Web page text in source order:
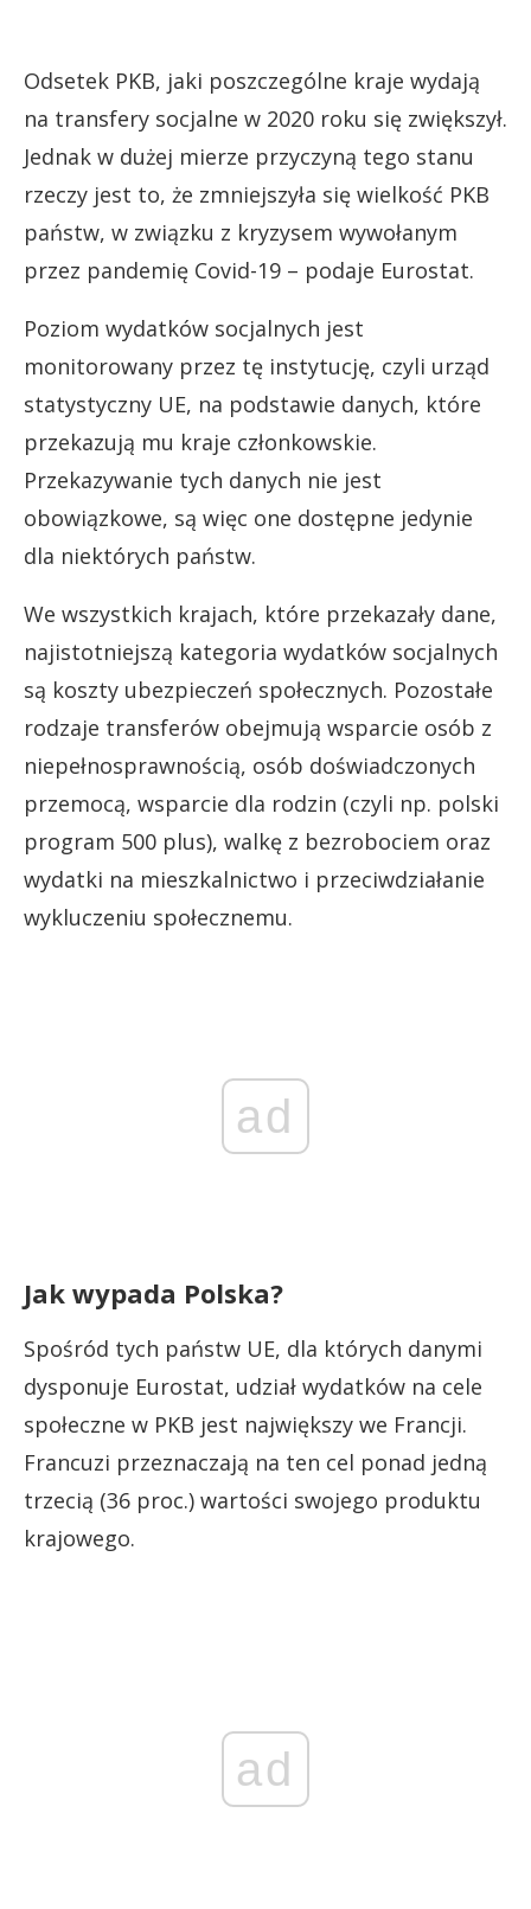
Odsetek PKB, jaki poszczególne kraje wydają
na transfery socjalne w 2020 roku się zwiększył.
Jednak w dużej mierze przyczyną tego stanu
rzeczy jest to, że zmniejszyła się wielkość PKB
państw, w związku z kryzysem wywołanym
przez pandemię Covid-19 – podaje Eurostat.
Poziom wydatków socjalnych jest
monitorowany przez tę instytucję, czyli urząd
statystyczny UE, na podstawie danych, które
przekazują mu kraje członkowskie.
Przekazywanie tych danych nie jest
obowiązkowe, są więc one dostępne jedynie
dla niektórych państw.
We wszystkich krajach, które przekazały dane,
najistotniejszą kategoria wydatków socjalnych
są koszty ubezpieczeń społecznych. Pozostałe
rodzaje transferów obejmują wsparcie osób z
niepełnosprawnością, osób doświadczonych
przemocą, wsparcie dla rodzin (czyli np. polski
program 500 plus), walkę z bezrobociem oraz
wydatki na mieszkalnictwo i przeciwdziałanie
wykluczeniu społecznemu.
ad
Jak wypada Polska?
Spośród tych państw UE, dla których danymi
dysponuje Eurostat, udział wydatków na cele
społeczne w PKB jest największy we Francji.
Francuzi przeznaczają na ten cel ponad jedną
trzecią (36 proc.) wartości swojego produktu
krajowego.
ad